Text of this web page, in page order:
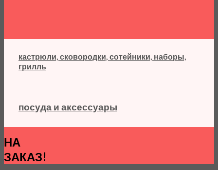
кастрюли, сковородки, сотейники, наборы,
грилль
посуда и аксессуары
НА
ЗАКАЗ!